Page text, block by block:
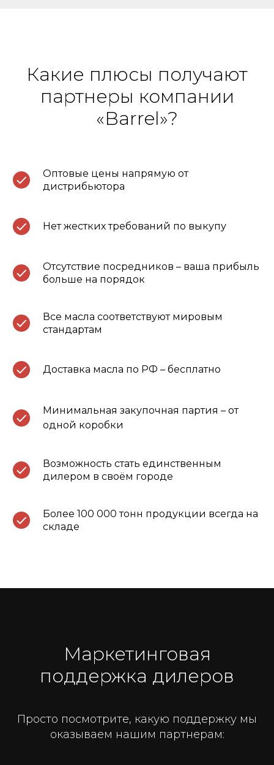
Какие плюсы получают
партнеры компании
«Barrel»?
Оптовые цены напрямую от
дистрибьютора
Нет жестких требований по выкупу
Отсутствие посредников – ваша прибыль
больше на порядок
Все масла соответствуют мировым
стандартам
Доставка масла по РФ – бесплатно
Минимальная закупочная партия – от
одной коробки
Возможность стать единственным
дилером в своём городе
Более 100 000 тонн продукции всегда на
складе
Маркетинговая
поддержка дилеров
Просто посмотрите, какую поддержку мы
оказываем нашим партнерам: